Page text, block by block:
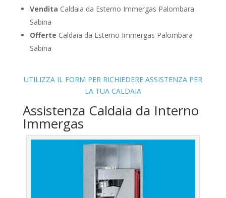
Vendita Caldaia da Esterno Immergas Palombara
Sabina
Offerte Caldaia da Esterno Immergas Palombara
Sabina
UTILIZZA IL FORM PER RICHIEDERE ASSISTENZA PER
LA TUA CALDAIA
Assistenza Caldaia da Interno
Immergas